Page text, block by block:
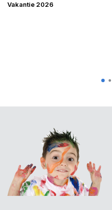
Vakantie 2026